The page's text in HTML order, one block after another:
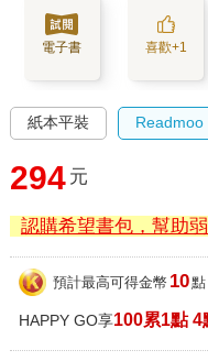
電子書 喜歡+1
紙本平裝 Readmoo
294 元
認購希望書包，幫助
預計最高可得金幣 10點
HAPPY GO享100累1點 4